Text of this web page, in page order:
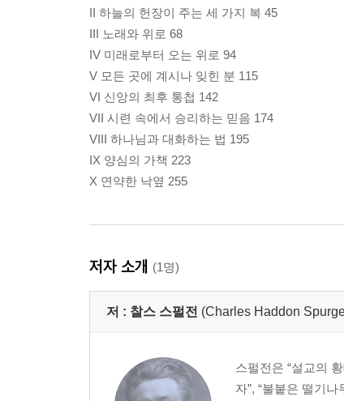
II 하늘의 헌장이 주는 세 가지 복 45
III 노래와 위로 68
IV 미래로부터 오는 위로 94
V 모든 곳에 계시나 잊힌 분 115
VI 신앙의 최후 통첩 142
VII 시련 속에서 승리하는 믿음 174
VIII 하나님과 대화하는 법 195
IX 양심의 가책 223
X 연약한 낙옆 255
저자 소개 (1명)
저 : 찰스 스펄전 (Charles Haddon
스펄전은 “설교의
자”, “불붙은 떨기